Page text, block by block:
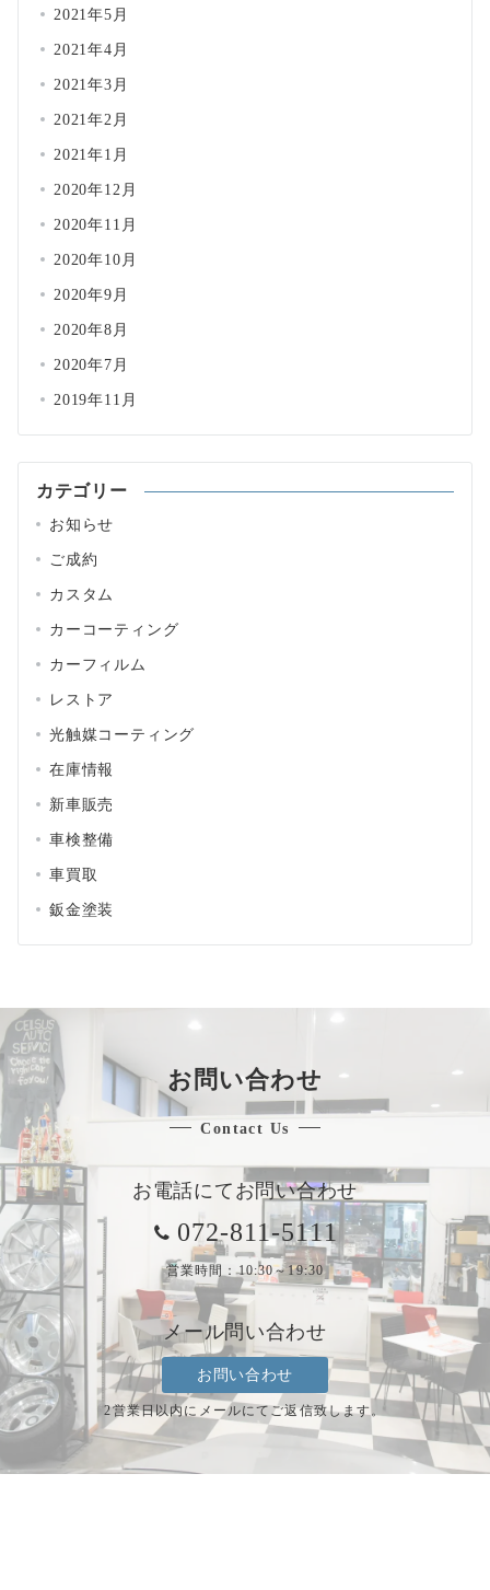
2021年5月
2021年4月
2021年3月
2021年2月
2021年1月
2020年12月
2020年11月
2020年10月
2020年9月
2020年8月
2020年7月
2019年11月
カテゴリー
お知らせ
ご成約
カスタム
カーコーティング
カーフィルム
レストア
光触媒コーティング
在庫情報
新車販売
車検整備
車買取
鈑金塗装
お問い合わせ
Contact Us
お電話にてお問い合わせ
072-811-5111
営業時間：10:30～19:30
メール問い合わせ
お問い合わせ
2営業日以内にメールにてご返信致します。